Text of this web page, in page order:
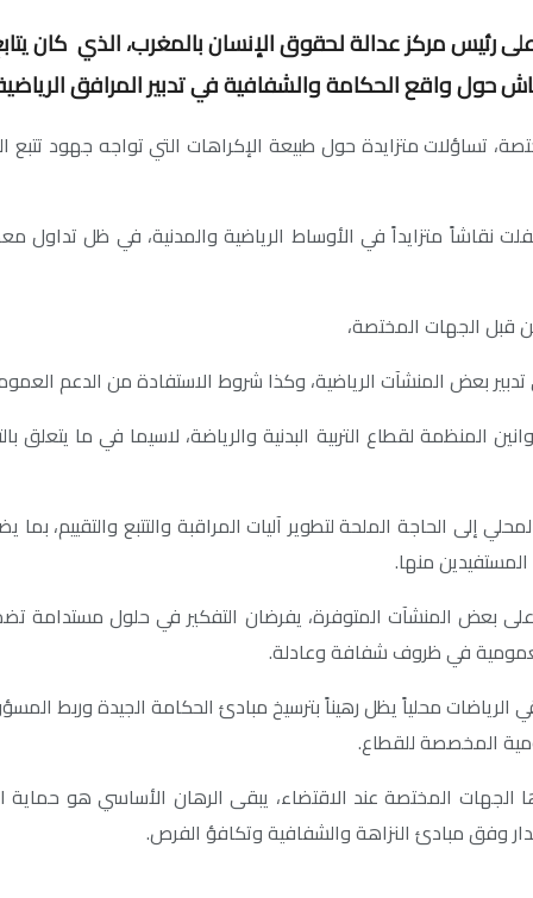
رئيس مركز عدالة لحقوق الإنسان بالمغرب، الذي كان
حول واقع الحكامة والشفافية في تدبير المرافق
تساؤلات متزايدة حول طبيعة الإكراهات التي تواجه جهود تتبع
نقاشاً متزايداً في الأوساط الرياضية والمدنية، في ظل
قبل الجهات المختصة،
بعض المنشآت الرياضية، وكذا شروط الاستفادة من الدعم
لقطاع التربية البدنية والرياضة، لاسيما في ما يتعلق
إلى الحاجة الملحة لتطوير آليات المراقبة والتتبع
منها.
على بعض المنشآت المتوفرة، يفرضان التفكير في حلول مستدامة
في ظروف شفافة وعادلة.
محلياً يظل رهيناً بترسيخ مبادئ الحكامة الجيدة وربط
المخصصة للقطاع.
الجهات المختصة عند الاقتضاء، يبقى الرهان الأساسي هو
وفق مبادئ النزاهة والشفافية وتكافؤ الفرص.